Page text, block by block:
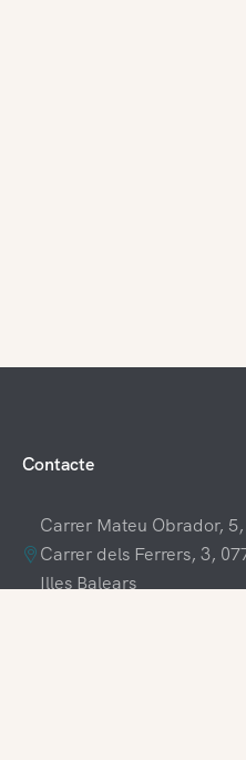
Contacte
Carrer Mateu Obrador,
Carrer dels Ferrers, 3,
Illes Balears